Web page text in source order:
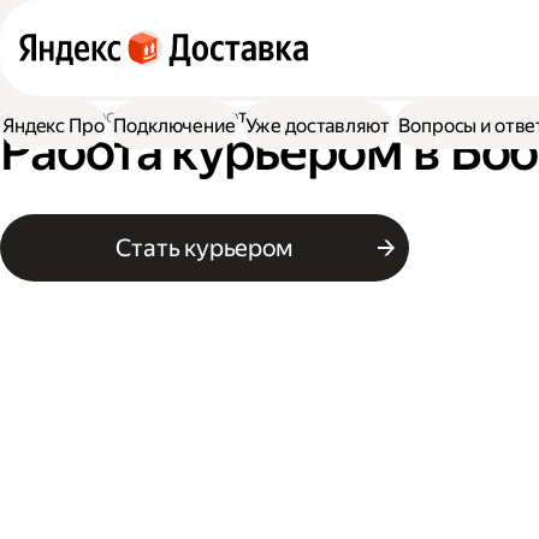
Работа в Доставке Работа курьером
Работа курьером в
Стать курьером
Яндекс Про Подключение Уже доставляют Вопросы и